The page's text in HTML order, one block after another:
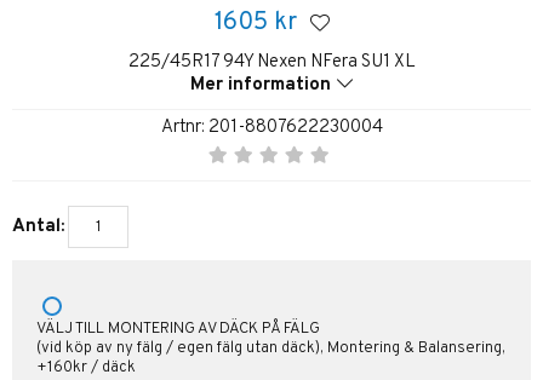
1605 kr
225/45R17 94Y Nexen NFera SU1 XL
Mer information
Artnr: 201-8807622230004
Antal:
VÄLJ TILL MONTERING AV DÄCK PÅ FÄLG
(vid köp av ny fälg / egen fälg utan däck), Montering & Balansering,
+160kr / däck